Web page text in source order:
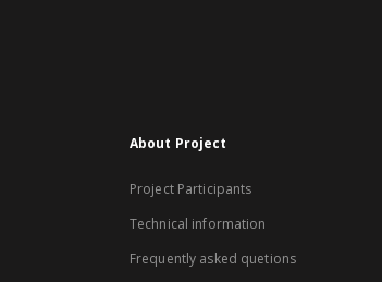
About Project
Project Participants
Technical information
Frequently asked quetions